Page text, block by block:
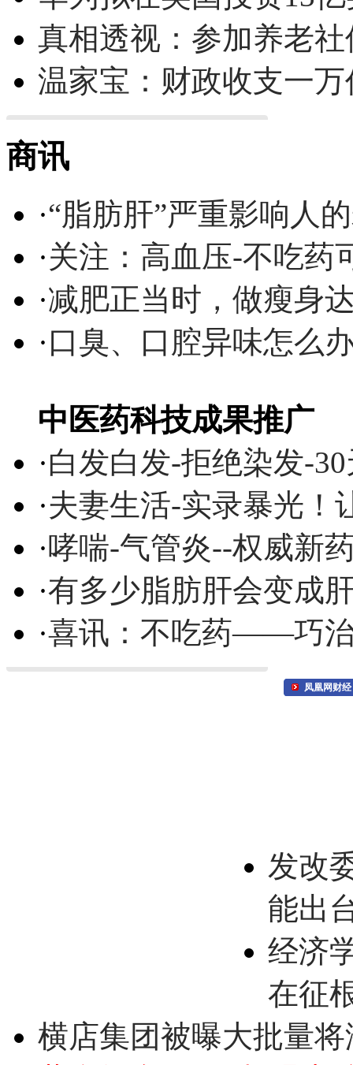
真相透视：参加养老
温家宝：财政收支一
商讯
·“脂肪肝”严重影响人
·关注：高血压-不吃药
·减肥正当时，做瘦身
·口臭、口腔异味怎么
中医药科技成果推广
·白发白发-拒绝染发-
·夫妻生活-实录暴光！
·哮喘-气管炎--权威新
·有多少脂肪肝会变成
·喜讯：不吃药——巧
凤凰网财经
发改
能出
经济
在征
横店集团被曝大批量